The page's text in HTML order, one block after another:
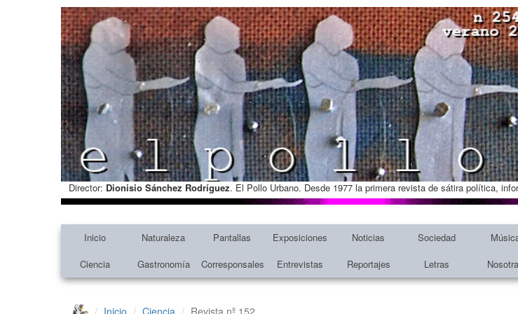
Director: Dionisio Sánchez Rodríguez. El Pollo Urbano. Desde 1977 la primera revista de sátira política,
Inicio Naturaleza Pantallas Exposiciones Noticias Sociedad
Ciencia
Gastronomía Corresponsales Entrevistas Reportajes Letras
Inicio Ciencia Revista nº 152